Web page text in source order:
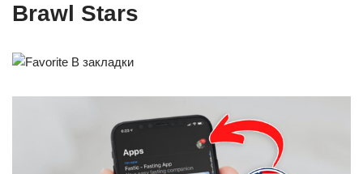
Brawl Stars
В закладки